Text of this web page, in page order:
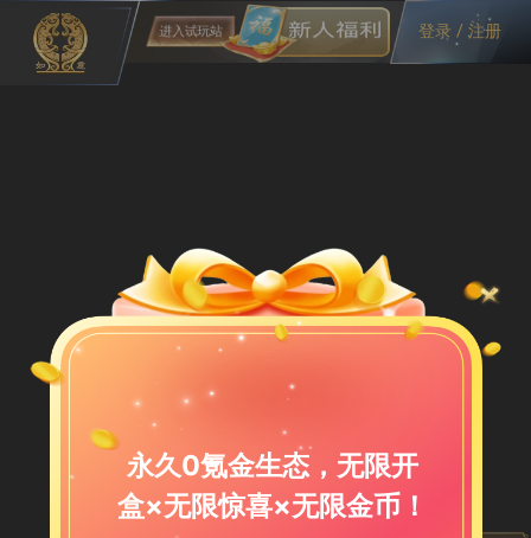
进入试玩站 登录 / 注册
永久0氪金生态，无限开
盒×无限惊喜×无限金币！